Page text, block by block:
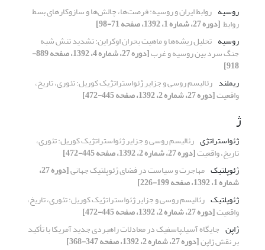
روسیه روابط ایران و روسیه: فرصت‌ها، چالش‌ها و ‏سازوکارهای بسط
روابط ‏[دوره 27، شماره 1، 1392، صفحه 71-98]
روسیه تحلیل ریشه‌ها و ماهیت بحران اوکراین: تشدید تنش شبه
جنگ سرد بین روسیه و غرب [دوره 27، شماره 4، 1392، صفحه 889-
918]
ریملند رئالیسم روسی و جزایر ژئواستراتژیک کوریل: ‏تئوری، تاریخ،
واقعیت[دوره 27، شماره 2، 1392، صفحه 445-472]
ژ
ژئواستراتژی رئالیسم روسی و جزایر ژئواستراتژیک کوریل: ‏تئوری،
تاریخ، واقعیت[دوره 27، شماره 2، 1392، صفحه 445-472]
ژئوپلتیک مهاجرت و سیاست در فضای ژئوپلتیک جهانی [دوره 27،
شماره 1، 1392، صفحه 199-226]
ژئوپلتیک رئالیسم روسی و جزایر ژئواستراتژیک کوریل: ‏تئوری، تاریخ،
واقعیت[دوره 27، شماره 2، 1392، صفحه 445-472]
ژاپن جایگاه آسیا‌ـ‌پاسفیک در معادلات راهبردی جدید آمریکا ‏با تأکید
بر نقش ژاپن[دوره 27، شماره 2، 1392، صفحه 347-368]